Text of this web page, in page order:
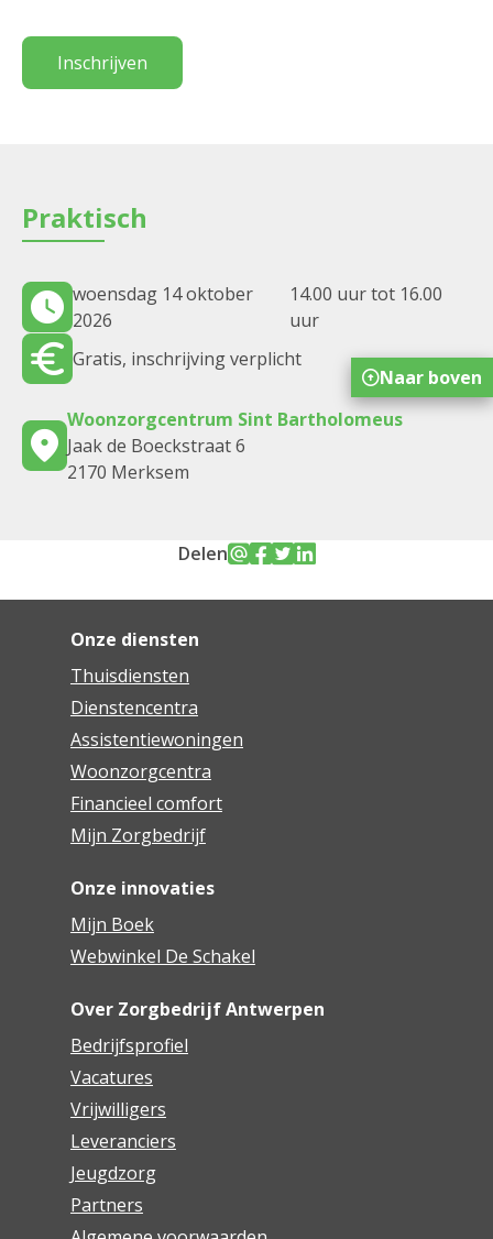
Inschrijven
Praktisch
woensdag 14 oktober
2026
14.00 uur tot 16.00
uur
Gratis, inschrijving verplicht
Woonzorgcentrum Sint Bartholomeus
Jaak de Boeckstraat 6
2170 Merksem
Delen
Onze diensten
Thuisdiensten
Dienstencentra
Assistentiewoningen
Woonzorgcentra
Financieel comfort
Mijn Zorgbedrijf
Onze innovaties
Mijn Boek
Webwinkel De Schakel
Over Zorgbedrijf Antwerpen
Bedrijfsprofiel
Vacatures
Vrijwilligers
Leveranciers
Jeugdzorg
Partners
Naar boven